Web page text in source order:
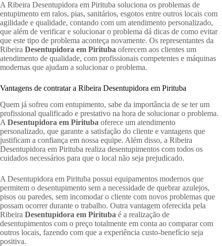
A Ribeira Desentupidora em Pirituba soluciona os problemas de
entupimento em ralos, pias, sanitários, esgotos entre outros locais com
agilidade e qualidade, contando com um atendimento personalizado,
que além de verificar e solucionar o problema dá dicas de como evitar
que este tipo de problema aconteça novamente. Os representantes da
Ribeira Desentupidora em Pirituba oferecem aos clientes um
atendimento de qualidade, com profissionais competentes e máquinas
modernas que ajudam a solucionar o problema.
Vantagens de contratar a Ribeira Desentupidora em Pirituba
Quem já sofreu com entupimento, sabe da importância de se ter um
profissional qualificado e prestativo na hora de solucionar o problema.
A Desentupidora em Pirituba oferece um atendimento
personalizado, que garante a satisfação do cliente e vantagens que
justificam a confiança em nossa equipe. Além disso, a Ribeira
Desentupidora em Pirituba realiza desentupimentos com todos os
cuidados necessários para que o local não seja prejudicado.
A Desentupidora em Pirituba possui equipamentos modernos que
permitem o desentupimento sem a necessidade de quebrar azulejos,
pisos ou paredes, sem incomodar o cliente com novos problemas que
possam ocorrer durante o trabalho. Outra vantagem oferecida pela
Ribeira Desentupidora em Pirituba é a realização de
desentupimentos com o preço totalmente em conta ao comparar com
outros locais, fazendo com que a experiência custo-benefício seja
positiva.